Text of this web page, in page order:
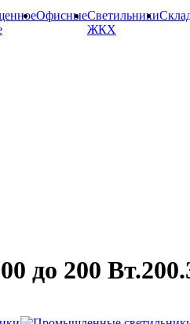
ОфисныеCветильники
ЖКХ
до 200